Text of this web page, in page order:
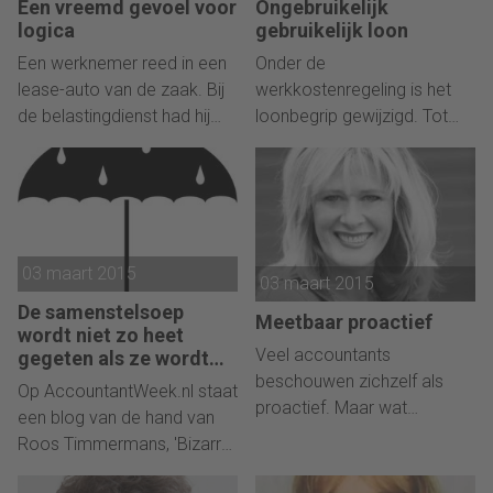
as they have been read to
you?'
'tussen'variant waardering
op continuïteitsbasis in een
situatie van ernstige
continuïteitsonzekerheid
(met adequate toelichting)?
Een vreemd gevoel voor
logica
Een werknemer reed in een
lease-auto van de zaak. Bij
de belastingdienst had hij
gebruik afgegeven. Toen de
belastingdienst deze
opvroeg, bleek de
werknemer daar niet over te
beschikken. Hoe nu verder?
Ongebruikelijk
gebruikelijk loon
Onder de
werkkostenregeling is het
loonbegrip gewijzigd. Tot
deze regeling alle
vergoedingen en
verstrekkingen. Ook als die,
omdat ze onder een
gerichte vrijstelling of
nihilwaardering vallen,
uiteindelijk niet tot
belastingheffing leiden. Dit
biedt mogelijkheden voor de
DGA en zijn gebruikelijk loon.
03 maart 2015
De samenstelsoep
wordt niet zo heet
gegeten als ze wordt
opgediend
Op AccountantWeek.nl staat
een blog van de hand van
Roos Timmermans, 'Bizarre
03 maart 2015
Meetbaar proactief
Veel accountants
beschouwen zichzelf als
proactief. Maar wat
of zelfs meten hoe je